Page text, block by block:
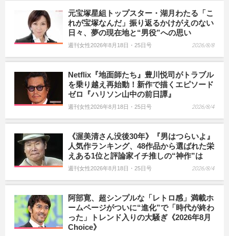
元宝塚星組トップスター・湖月わたる「こ
れが宝塚なんだ」振り返るかけがえのない
日々、夢の現在地と“男役”への思い
週刊女性2026年8月18日・25日号 2026/8/8
Netflix『地面師たち』豊川悦司がトラブル
を乗り越え再始動！新作で描くエピソード
ゼロ『ハリソン山中の前日譚』
週刊女性2026年8月18日・25日号 2026/8/4
《渥美清さん没後30年》『男はつらいよ』
人気作ランキング、48作品から選ばれた栄
えある1位と評論家イチ推しの“神作”は
週刊女性2026年8月18日・25日号 2026/8/4
阿部寛、超シンプルな「レトロ感」満載ホ
ームページがついに“進化”で「時代が終わ
った」トレンド入りの大騒ぎ《2026年8月
Choice》